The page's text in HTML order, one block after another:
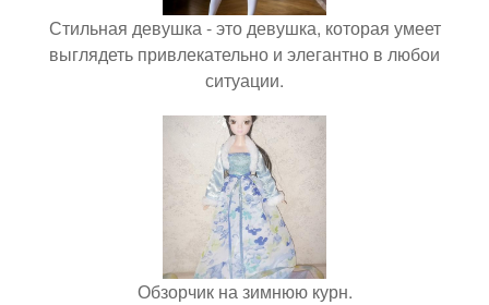
Стильная девушка - это девушка, которая умеет
выглядеть привлекательно и элегантно в любои
ситуации.
Обзорчик на зимнюю курн.